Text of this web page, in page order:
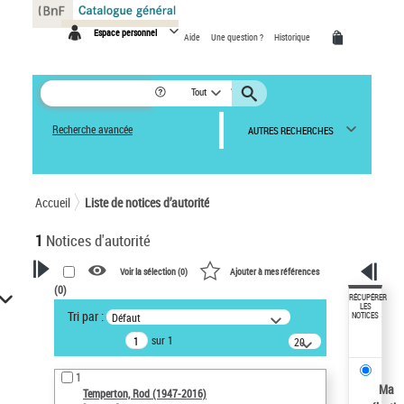
Espace personnel Aide Une question ? Historique
Tout
Recherche avancée AUTRES RECHERCHES
Accueil Liste de notices d’autorité
1 Notices d'autorité
VOTRE RECHERCHE
Recherche avancée dans les
notices d’autorité
Œuvres liées à l'auteur :
Temperton, Rod (1947-2016)
Voir la sélection (0) Ajouter à mes références
(0)
Tri par : Défaut
sur 1
20
résultats/page
1
Temperton, Rod (1947-2016)
RÉCUPÉRER
LES
NOTICES
Ma
Panneau de gestion des cookies